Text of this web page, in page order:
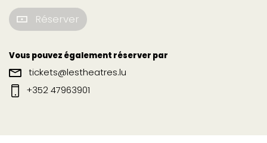
Réserver
Vous pouvez également réserver par
tickets@lestheatres.lu
+352 47963901